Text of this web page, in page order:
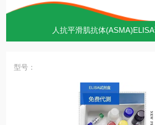
人抗平滑肌抗体
型号：